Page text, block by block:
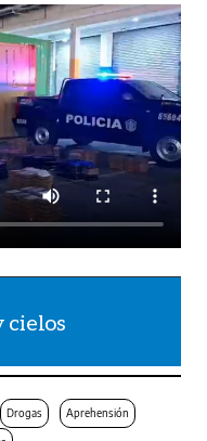
cielos
Drogas Aprehensión